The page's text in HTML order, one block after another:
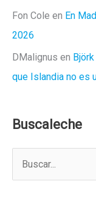
Fon Cole en En
2026
DMalignus en
que Islandia no es
Buscaleche